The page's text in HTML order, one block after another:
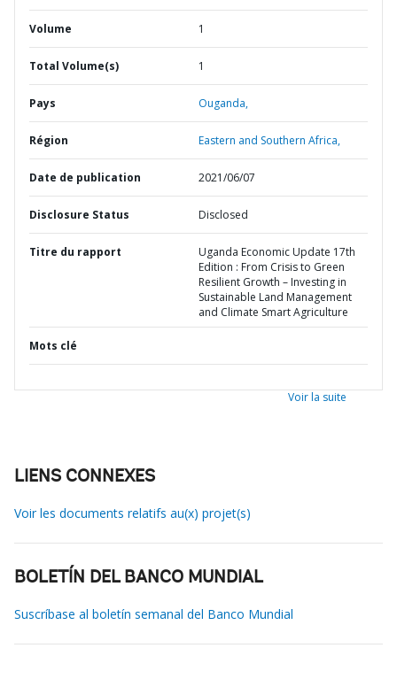
Volume 1
Total Volume(s) 1
Pays Ouganda,
Région Eastern and Southern Africa,
Date de publication 2021/06/07
Disclosure Status Disclosed
Titre du rapport
Uganda Economic Update 17th
Edition : From Crisis to Green
Resilient Growth – Investing in
Sustainable Land Management
and Climate Smart Agriculture
Mots clé
Voir la suite
LIENS CONNEXES
Voir les documents relatifs au(x) projet(s)
BOLETÍN DEL BANCO MUNDIAL
Suscríbase al boletín semanal del Banco Mundial